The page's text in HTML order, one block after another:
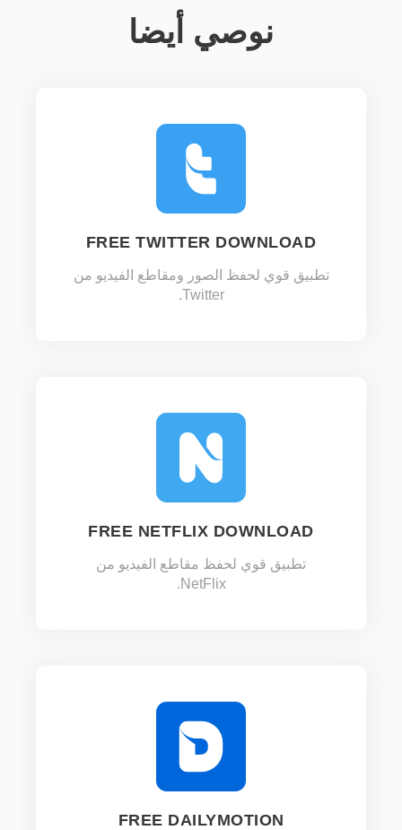
نوصي أيضا
FREE TWITTER DOWNLOAD
تطبيق قوي لحفظ الصور ومقاطع الفيديو من
Twitter.
FREE NETFLIX DOWNLOAD
تطبيق قوي لحفظ مقاطع الفيديو من
NetFlix.
FREE DAILYMOTION